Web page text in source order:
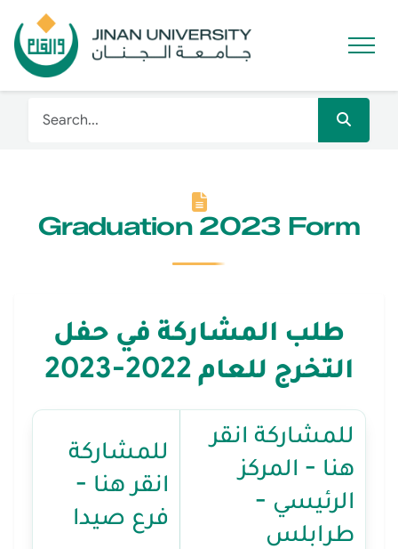
Graduation 2023 Form
طلب المشاركة في حفل
التخرج للعام 2022-2023
للمشاركة انقر
هنا - المركز
الرئيسي -
طرابلس
للمشاركة
انقر هنا -
فرع صيدا